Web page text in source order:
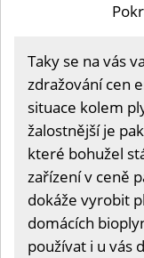
Taky se na vás
zdražování cen
situace kolem
žalostnější je
které bohužel
zařízení v ceně
dokáže vyrobit
domácích
používat i u vás